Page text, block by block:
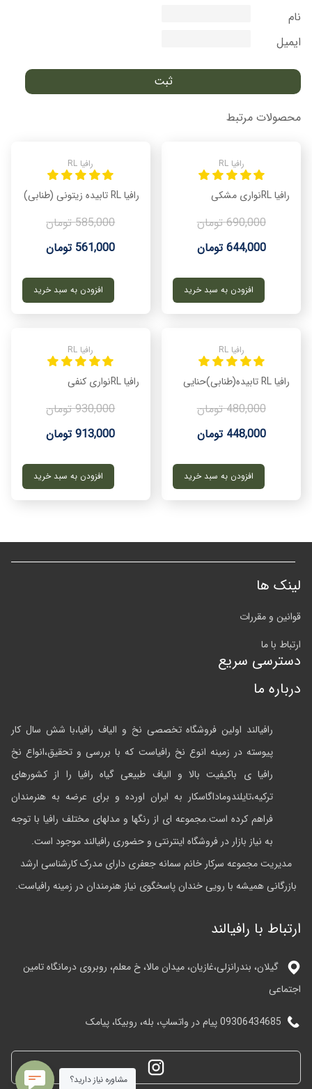
نام
ایمیل
محصولات مرتبط
رافیا RL
رافیا RLنواری مشکی
644,000 تومان
690,000 تومان
افزودن به سبد خرید
رافیا RL
رافیا RL تابیده زیتونی (طنابی)
561,000 تومان
585,000 تومان
افزودن به سبد خرید
رافیا RL
رافیا RL تابیده(طنابی)حنایی
448,000 تومان
480,000 تومان
افزودن به سبد خرید
رافیا RL
رافیا RLنواری کنفی
913,000 تومان
930,000 تومان
افزودن به سبد خرید
مشاوره نیاز دارید؟
لینک ها
قوانین و مقررات
ارتباط با ما
دسترسی سریع
درباره ما
رافیالند اولین فروشگاه تخصصی نخ و الیاف رافیا،با شش سال کار
پیوسته در زمینه انوع نخ رافیاست که با بررسی و تحقیق،انواع نخ
رافیا ی باکیفیت بالا و الیاف طبیعی گیاه رافیا را از کشورهای
ترکیه،تایلندوماداگاسکار به ایران اورده و برای عرضه به هنرمندان
فراهم کرده است.مجموعه ای از رنگها و مدلهای مختلف رافیا با توجه
به نیاز بازار در فروشگاه اینترنتی و حضوری رافیالند موجود است.
مدیریت مجموعه سرکار خانم سمانه جعفری دارای مدرک کارشناسی ارشد
بازرگانی همیشه با رویی خندان پاسخگوی نیاز هنرمندان در زمینه رافیاست.
ارتباط با رافیالند
گیلان، بندرانزلی،غازیان، میدان مالا، خ معلم، روبروی درمانگاه تامین
اجتماعی
09306434685 پیام در واتساپ، بله، روبیکا، پیامک